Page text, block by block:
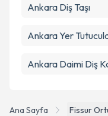
Ana Sayfa Fissur
Ankara Diş Taşı
Ankara Yer
Ankara Daimi Diş